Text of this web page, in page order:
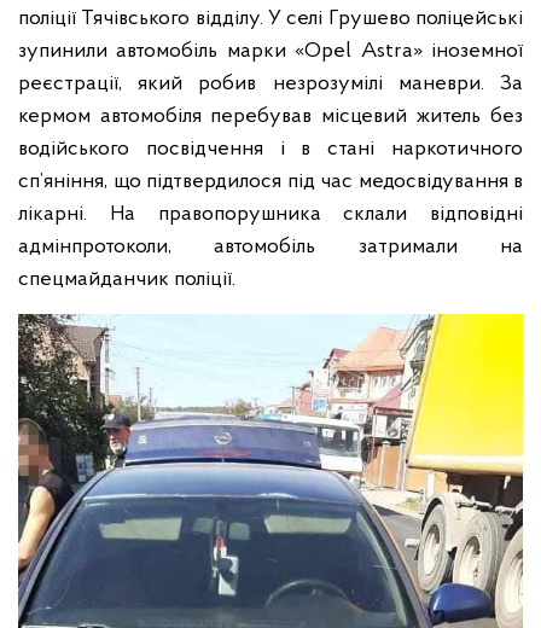
поліції Тячівського відділу. У селі Грушево поліцейські
зупинили автомобіль марки «Оpеl Аstrа» іноземної
реєстрації, який робив незрозумілі маневри. За
кермом автомобіля перебував місцевий житель без
водійського посвідчення і в стані наркотичного
сп’яніння, що підтвердилося під час медосвідування в
лікарні. На правопорушника склали відповідні
адмінпротоколи, автомобіль затримали на
спецмайданчик поліції.